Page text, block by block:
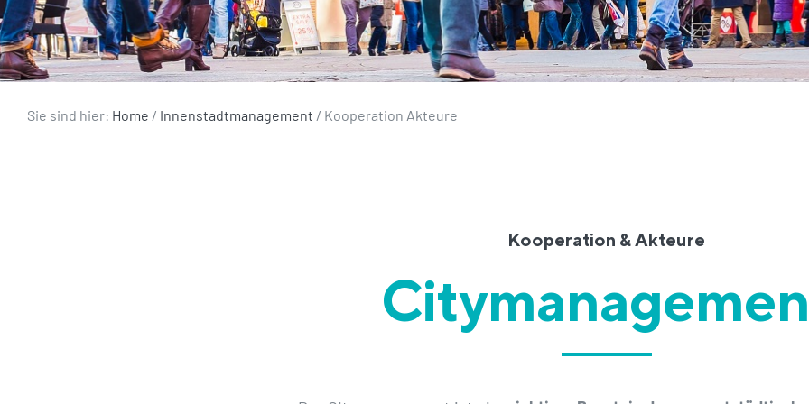
Sie sind hier: Home / Innenstadtmanagement / Kooperation Akteure
Kooperation & Akteure